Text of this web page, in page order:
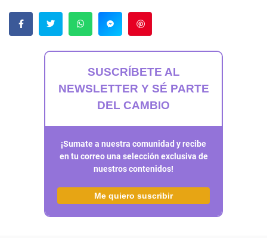
SUSCRÍBETE AL
NEWSLETTER Y SÉ PARTE
DEL CAMBIO
¡Sumate a nuestra comunidad y recibe
en tu correo una selección exclusiva de
nuestros contenidos!
Me quiero suscribir